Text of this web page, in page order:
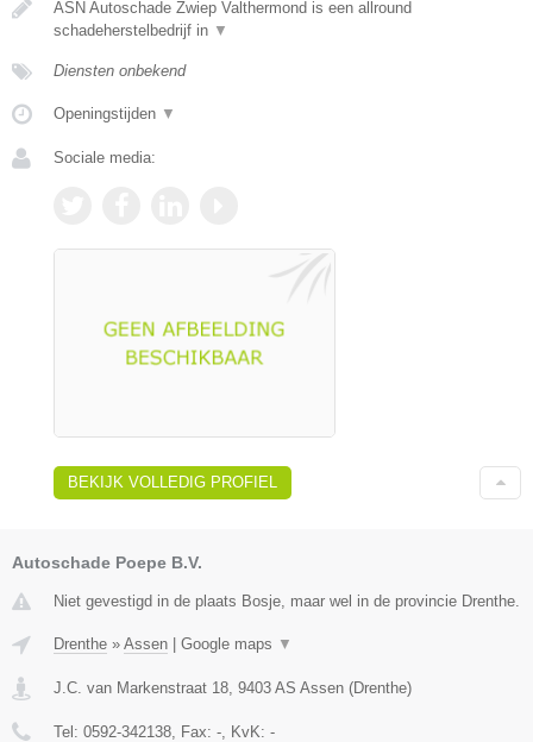
ASN Autoschade Zwiep Valthermond is een allround
schadeherstelbedrijf in ▼
Diensten onbekend
Openingstijden ▼
Sociale media:
BEKIJK VOLLEDIG PROFIEL
Autoschade Poepe B.V.
Niet gevestigd in de plaats Bosje, maar wel in de provincie Drenthe.
Drenthe » Assen | Google maps ▼
J.C. van Markenstraat 18 9403 AS Assen (Drenthe)
Tel: 0592-342138 , Fax: - , KvK: -